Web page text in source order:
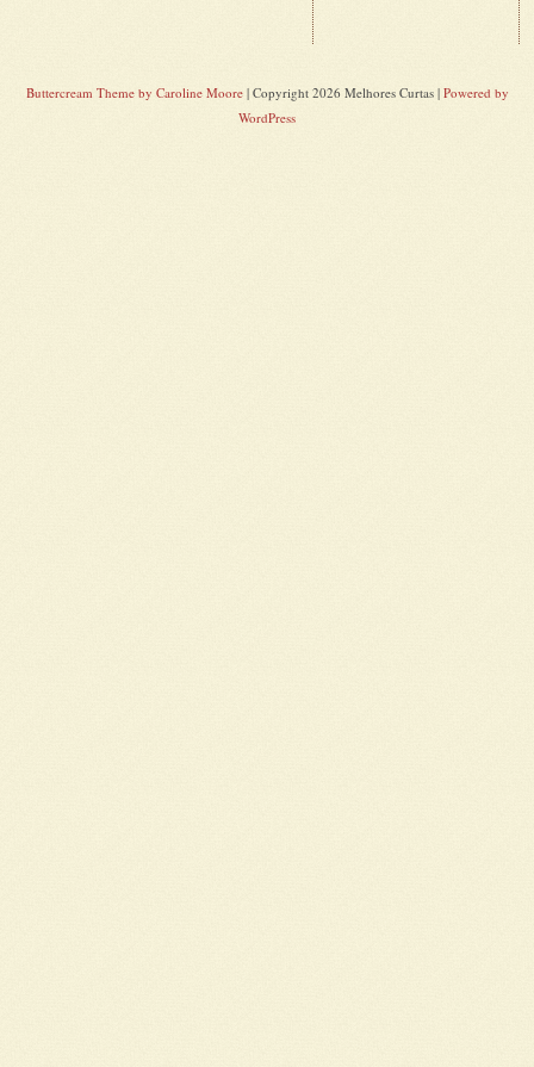
Buttercream Theme by Caroline Moore| Copyright 2026 Melhores Curtas | Powered by
WordPress